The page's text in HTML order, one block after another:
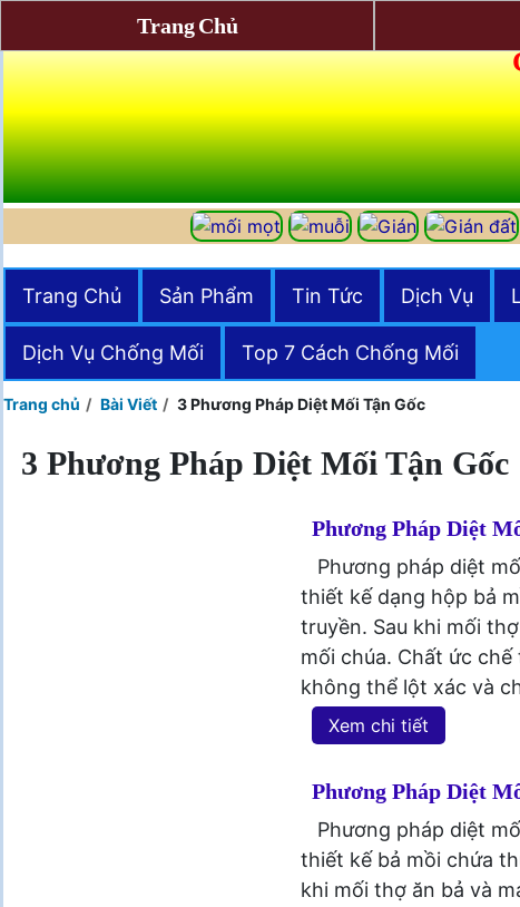
Trang Chủ Sản Phẩm Tin Tức Dịch Vụ
Dịch Vụ Chống Mối Top 7 Cách Chống Mối
Trang chủ Bài Viết 3 Phương Pháp Diệt Mối Tận Gốc
3 Phương Pháp Diệt Mối Tận Gốc
Phương Pháp Diệt
Phương pháp diệt
thiết kế dạng hộp bả
truyền. Sau khi mối
mối chúa. Chất ức
không thể lột xác và
Xem chi tiết
Phương Pháp Diệt
Phương pháp diệt
thiết kế bả mồi chứa
khi mối thợ ăn bả và
Trang Chủ